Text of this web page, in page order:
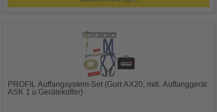
PROFIL Auffangsystem-Set (Gurt AX20, mitl. Auffanggerät
ASK 1 u Gerätekoffer)